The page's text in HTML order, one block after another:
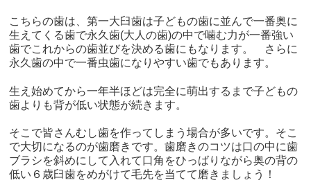
こちらの歯は、第一大臼歯は子どもの歯に並んで一番奥に
生えてくる歯で永久歯(大人の歯)の中で噛む力が一番強い
歯でこれからの歯並びを決める歯にもなります。 さらに
永久歯の中で一番虫歯になりやすい歯でもあります。
生え始めてから一年半ほどは完全に萌出するまで子どもの
歯よりも背が低い状態が続きます。
そこで皆さんむし歯を作ってしまう場合が多いです。そこ
で大切になるのが歯磨きです。歯磨きのコツは口の中に歯
ブラシを斜めにして入れて口角をひっばりながら奥の背の
低い６歳臼歯をめがけて毛先を当てて磨きましょう！